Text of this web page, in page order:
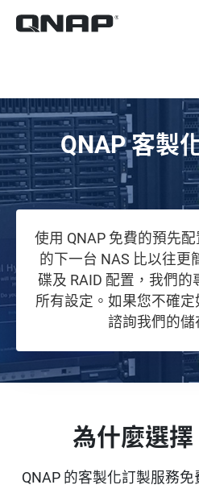
QNAP 客製
使用 QNAP 免費的預先
的下一台 NAS 比以往更
碟及 RAID 配置，我們
所有設定。如果您不確
諮詢我們的儲
為什麼選擇
QNAP 的客製化訂製服務